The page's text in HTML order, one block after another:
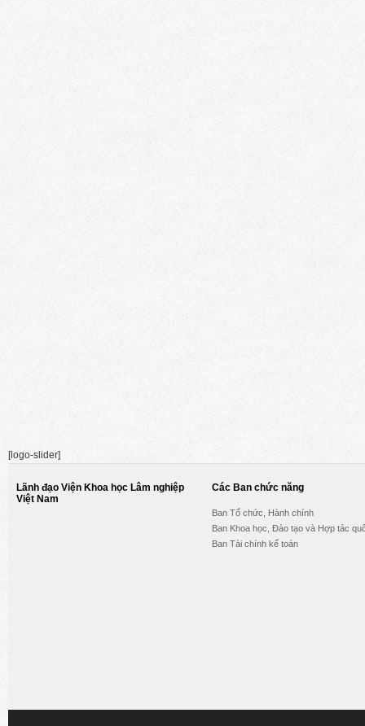
[logo-slider]
Lãnh đạo Viện Khoa học Lâm nghiệp
Việt Nam
Các Ban chức năng
Ban Tổ chức, Hành chính
Ban Khoa học, Đào tạo và Hợp tác
Ban Tài chính kế toán